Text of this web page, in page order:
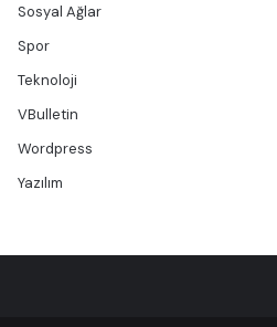
Sosyal Ağlar
Spor
Teknoloji
VBulletin
Wordpress
Yazılım